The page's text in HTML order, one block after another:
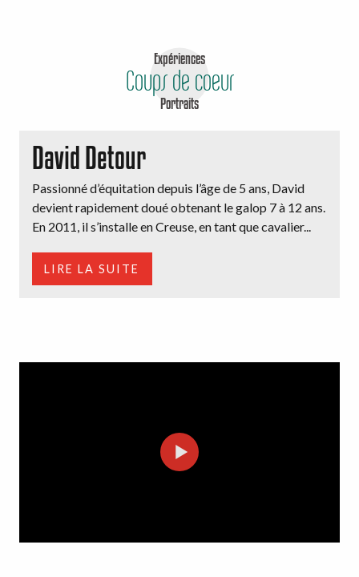
Expériences
Coups de coeur
Portraits
David Detour
Passionné d’équitation depuis l’âge de 5 ans, David
devient rapidement doué obtenant le galop 7 à 12 ans.
En 2011, il s’installe en Creuse, en tant que cavalier...
LIRE LA SUITE